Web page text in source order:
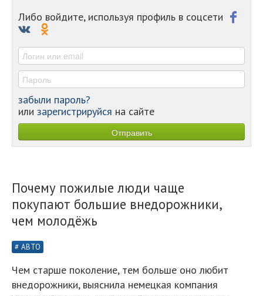
-
Либо войдите, используя профиль в соцсети
забыли пароль?
или зарегистрируйся на сайте
Почему пожилые люди чаще
покупают большие внедорожники,
чем молодёжь
АВТО
Чем старше поколение, тем больше оно любит
внедорожники, выяснила немецкая компания